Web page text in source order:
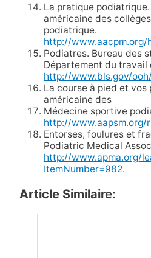
La pratique
américaine des
podiatrique.
http://www.aacpm.org/
Podiatres. Bureau des
Département du travail
http://www.bls.gov/
La course à pied et vos
américaine des
Médecine sportive
http://www.aapsm.org/
Entorses, foulures et
Podiatric Medical
http://www.apma.org/
ItemNumber=982.
Article Similaire: